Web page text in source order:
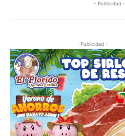
- Publicidad -
-Publicidad -